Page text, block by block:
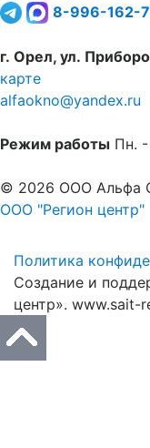
8-996-162-
г. Орел, ул.
карте
alfaokno@yandex.ru
Режим работы Пн.
© 2026 ООО Альфа
ООО "Регион центр"
Политика
Создание и
центр». www.sait-